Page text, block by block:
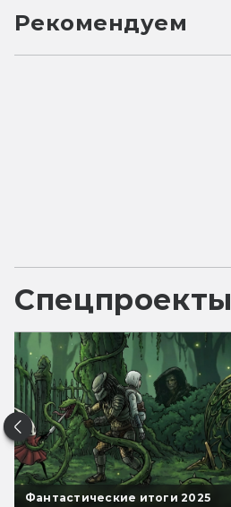
Рекомендуем
Спецпроекты
Фантастические итоги 2025